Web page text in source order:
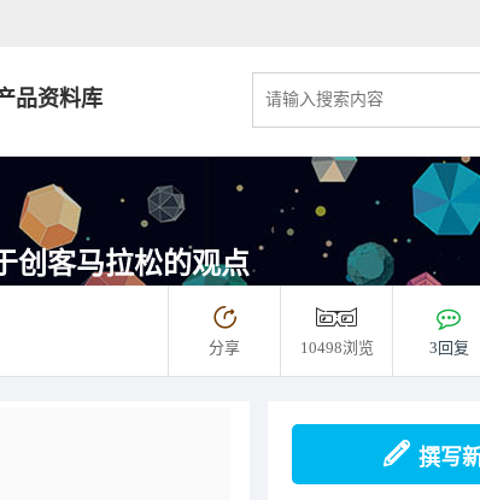
品资料库
创客马拉松的观点
分享 10498浏览 3回复
撰写